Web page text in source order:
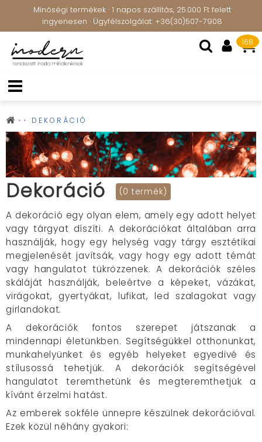
Minőségi termékek · 1 napos szállítás, 25.000 Ft felett
ingyenesen · Ügyfélszolgálat: +36(30)507-7908
168
DEKORÁCIÓ
Dekoráció (0 termék)
A dekoráció egy olyan elem, amely egy adott helyet
vagy tárgyat díszíti. A dekorációkat általában arra
használják, hogy egy helység vagy tárgy esztétikai
megjelenését javítsák, vagy hogy egy adott témát
vagy hangulatot tükrözzenek. A dekorációk széles
skáláját használják, beleértve a képeket, vázákat,
virágokat, gyertyákat, lufikat, led szalagokat vagy
girlandokat.
A dekorációk fontos szerepet játszanak a
mindennapi életünkben. Segítségükkel otthonunkat,
munkahelyünket és egyéb helyeket egyedivé és
stílusossá tehetjük. A dekorációk segítségével
hangulatot teremthetünk és megteremthetjük a
kívánt érzelmi hatást.
Az emberek sokféle ünnepre készülnek dekorációval.
Ezek közül néhány gyakori: